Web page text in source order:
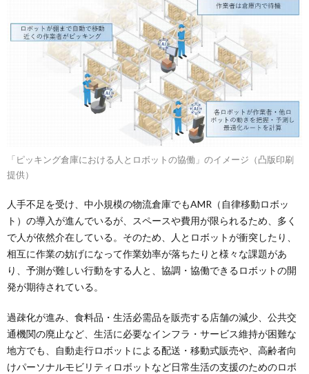
「ピッキング倉庫における人とロボットの協働」のイメージ（凸版印刷
提供）
人手不足を受け、中小規模の物流倉庫でもAMR（自律移動ロボッ
ト）の導入が進んでいるが、スペースや費用が限られるため、多く
で人が依然介在している。そのため、人とロボットが衝突したり、
相互に作業の妨げになって作業効率が落ちたりと様々な課題があ
り、予測が難しい行動をする人と、協調・協働できるロボットの開
発が期待されている。
過疎化が進み、食料品・生活必需品を販売する店舗の減少、公共交
通機関の廃止など、生活に必要なインフラ・サービス維持が困難な
地方でも、自動走行ロボットによる配送・移動式販売や、高齢者向
けパーソナルモビリティロボットなど日常生活の支援のためのロボ